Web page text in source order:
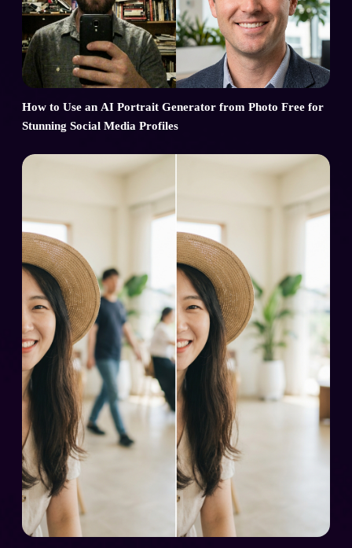
How to Use an AI Portrait Generator from Photo Free for
Stunning Social Media Profiles